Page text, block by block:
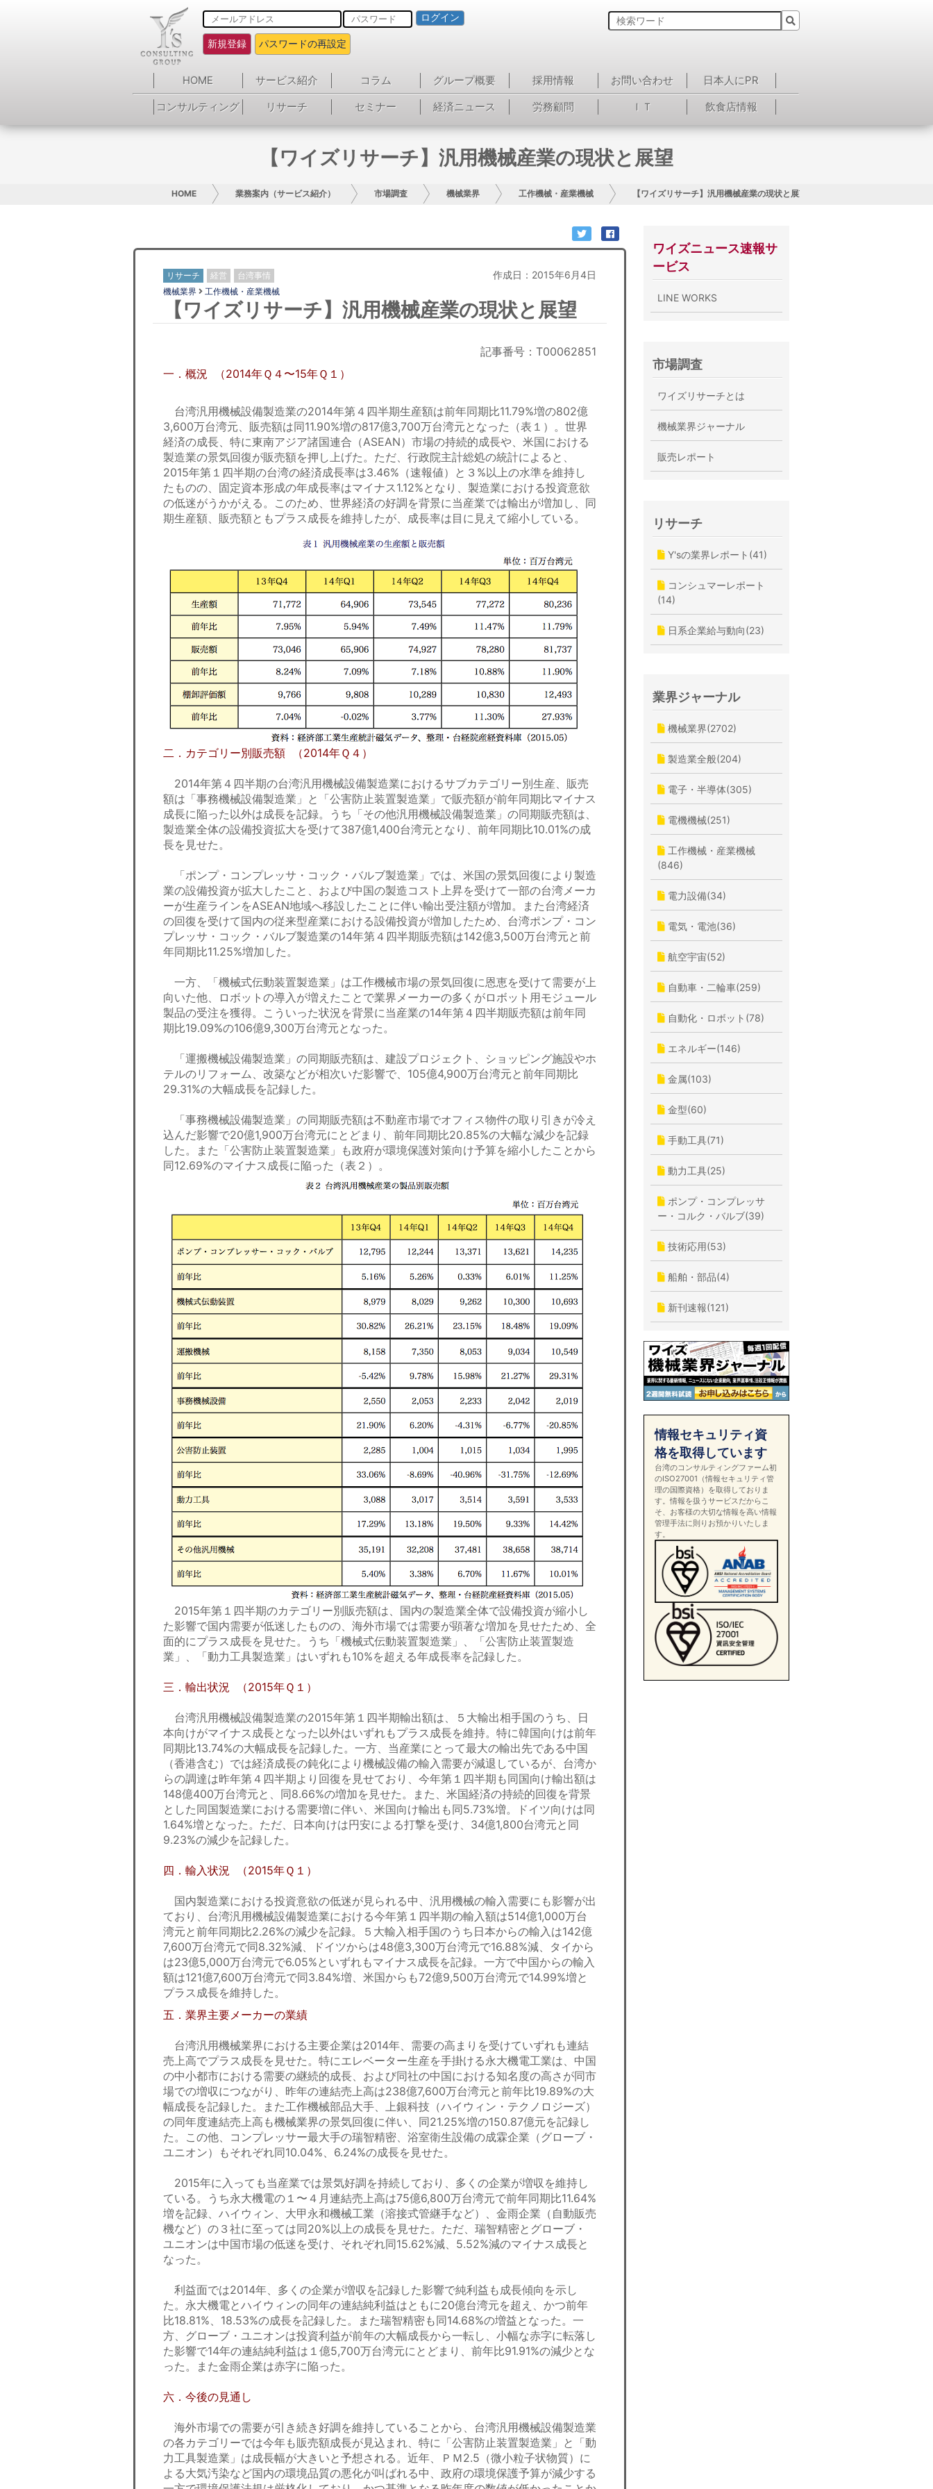
ログイン
新規登録 パスワードの再設定
HOME サービス紹介 コラム グループ概要 採用情報 お問い合わせ
日本人にPR
コンサルティング
リサーチ セミナー 経済ニュース 労務顧問 ＩＴ 飲食店情報
【ワイズリサーチ】汎用機械産業の現状と展望
HOME 業務案内（サービス紹介） 市場調査 機械業界 工作機械・産業機械 【ワイズリサーチ】汎用機械産業の現状と展望
リサーチ 経営 台湾事情 作成日：2015年6月4日
機械業界 工作機械・産業機械
【ワイズリサーチ】汎用機械産業の現状と展望
記事番号：T00062851
一．概況 （2014年Ｑ４〜15年Ｑ１）
台湾汎用機械設備製造業の2014年第４四半期生産額は前年同期比11.79%増の802億
3,600万台湾元、販売額は同11.90%増の817億3,700万台湾元となった（表１）。世界
経済の成長、特に東南アジア諸国連合（ASEAN）市場の持続的成長や、米国における
製造業の景気回復が販売額を押し上げた。ただ、行政院主計総処の統計によると、
2015年第１四半期の台湾の経済成長率は3.46%（速報値）と３%以上の水準を維持し
たものの、固定資本形成の年成長率はマイナス1.12%となり、製造業における投資意欲
の低迷がうかがえる。このため、世界経済の好調を背景に当産業では輸出が増加し、同
期生産額、販売額ともプラス成長を維持したが、成長率は目に見えて縮小している。
二．カテゴリー別販売額 （2014年Ｑ４）
2014年第４四半期の台湾汎用機械設備製造業におけるサブカテゴリー別生産、販売
額は「事務機械設備製造業」と「公害防止装置製造業」で販売額が前年同期比マイナス
成長に陥った以外は成長を記録。うち「その他汎用機械設備製造業」の同期販売額は、
製造業全体の設備投資拡大を受けて387億1,400台湾元となり、前年同期比10.01%の成
長を見せた。
「ポンプ・コンプレッサ・コック・バルブ製造業」では、米国の景気回復により製造
業の設備投資が拡大したこと、および中国の製造コスト上昇を受けて一部の台湾メーカ
ーが生産ラインをASEAN地域へ移設したことに伴い輸出受注額が増加。また台湾経済
の回復を受けて国内の従来型産業における設備投資が増加したため、台湾ポンプ・コン
プレッサ・コック・バルブ製造業の14年第４四半期販売額は142億3,500万台湾元と前
年同期比11.25%増加した。
一方、「機械式伝動装置製造業」は工作機械市場の景気回復に恩恵を受けて需要が上
向いた他、ロボットの導入が増えたことで業界メーカーの多くがロボット用モジュール
製品の受注を獲得。こういった状況を背景に当産業の14年第４四半期販売額は前年同
期比19.09%の106億9,300万台湾元となった。
「運搬機械設備製造業」の同期販売額は、建設プロジェクト、ショッピング施設やホ
テルのリフォーム、改築などが相次いだ影響で、105億4,900万台湾元と前年同期比
29.31%の大幅成長を記録した。
「事務機械設備製造業」の同期販売額は不動産市場でオフィス物件の取り引きが冷え
込んだ影響で20億1,900万台湾元にとどまり、前年同期比20.85%の大幅な減少を記録
した。また「公害防止装置製造業」も政府が環境保護対策向け予算を縮小したことから
同12.69%のマイナス成長に陥った（表２）。
2015年第１四半期のカテゴリー別販売額は、国内の製造業全体で設備投資が縮小し
た影響で国内需要が低迷したものの、海外市場では需要が顕著な増加を見せたため、全
面的にプラス成長を見せた。うち「機械式伝動装置製造業」、「公害防止装置製造
業」、「動力工具製造業」はいずれも10%を超える年成長率を記録した。
三．輸出状況 （2015年Ｑ１）
台湾汎用機械設備製造業の2015年第１四半期輸出額は、５大輸出相手国のうち、日
本向けがマイナス成長となった以外はいずれもプラス成長を維持。特に韓国向けは前年
同期比13.74%の大幅成長を記録した。一方、当産業にとって最大の輸出先である中国
（香港含む）では経済成長の鈍化により機械設備の輸入需要が減退しているが、台湾か
らの調達は昨年第４四半期より回復を見せており、今年第１四半期も同国向け輸出額は
148億400万台湾元と、同8.66%の増加を見せた。また、米国経済の持続的回復を背景
とした同国製造業における需要増に伴い、米国向け輸出も同5.73%増。ドイツ向けは同
1.64%増となった。ただ、日本向けは円安による打撃を受け、34億1,800台湾元と同
9.23%の減少を記録した。
四．輸入状況 （2015年Ｑ１）
国内製造業における投資意欲の低迷が見られる中、汎用機械の輸入需要にも影響が出
ており、台湾汎用機械設備製造業における今年第１四半期の輸入額は514億1,000万台
湾元と前年同期比2.26%の減少を記録。５大輸入相手国のうち日本からの輸入は142億
7,600万台湾元で同8.32%減、ドイツからは48億3,300万台湾元で16.88%減、タイから
は23億5,000万台湾元で6.05%といずれもマイナス成長を記録。一方で中国からの輸入
額は121億7,600万台湾元で同3.84%増、米国からも72億9,500万台湾元で14.99%増と
プラス成長を維持した。
五．業界主要メーカーの業績
台湾汎用機械業界における主要企業は2014年、需要の高まりを受けていずれも連結
売上高でプラス成長を見せた。特にエレベーター生産を手掛ける永大機電工業は、中国
の中小都市における需要の継続的成長、および同社の中国における知名度の高さが同市
場での増収につながり、昨年の連結売上高は238億7,600万台湾元と前年比19.89%の大
幅成長を記録した。また工作機械部品大手、上銀科技（ハイウィン・テクノロジーズ）
の同年度連結売上高も機械業界の景気回復に伴い、同21.25%増の150.87億元を記録し
た。この他、コンプレッサー最大手の瑞智精密、浴室衛生設備の成霖企業（グローブ・
ユニオン）もそれぞれ同10.04%、6.24%の成長を見せた。
2015年に入っても当産業では景気好調を持続しており、多くの企業が増収を維持し
ている。うち永大機電の１〜４月連結売上高は75億6,800万台湾元で前年同期比11.64%
増を記録、ハイウィン、大甲永和機械工業（溶接式管継手など）、金雨企業（自動販売
機など）の３社に至っては同20%以上の成長を見せた。ただ、瑞智精密とグローブ・
ユニオンは中国市場の低迷を受け、それぞれ同15.62%減、5.52%減のマイナス成長と
なった。
利益面では2014年、多くの企業が増収を記録した影響で純利益も成長傾向を示し
た。永大機電とハイウィンの同年の連結純利益はともに20億台湾元を超え、かつ前年
比18.81%、18.53%の成長を記録した。また瑞智精密も同14.68%の増益となった。一
方、グローブ・ユニオンは投資利益が前年の大幅成長から一転し、小幅な赤字に転落し
た影響で14年の連結純利益は１億5,700万台湾元にとどまり、前年比91.91%の減少とな
った。また金雨企業は赤字に陥った。
六．今後の見通し
海外市場での需要が引き続き好調を維持していることから、台湾汎用機械設備製造業
の各カテゴリーでは今年も販売額成長が見込まれ、特に「公害防止装置製造業」と「動
力工具製造業」は成長幅が大きいと予想される。近年、ＰＭ2.5（微小粒子状物質）に
よる大気汚染など国内の環境品質の悪化が叫ばれる中、政府の環境保護予算が減少する
ワイズニュース速報サ
ービス
LINE WORKS
市場調査
ワイズリサーチとは
機械業界ジャーナル
販売レポート
リサーチ
Y'sの業界レポート(41)
コンシュマーレポート
(14)
日系企業給与動向(23)
業界ジャーナル
機械業界(2702)
製造業全般(204)
電子・半導体(305)
電機機械(251)
工作機械・産業機械
(846)
電力設備(34)
電気・電池(36)
航空宇宙(52)
自動車・二輪車(259)
自動化・ロボット(78)
エネルギー(146)
金属(103)
金型(60)
手動工具(71)
動力工具(25)
ポンプ・コンプレッサ
ー・コルク・バルブ(39)
技術応用(53)
船舶・部品(4)
新刊速報(121)
情報セキュリティ資
格を取得しています
台湾のコンサルティングファーム初
のISO27001（情報セキュリティ管
理の国際資格）を取得しておりま
す。情報を扱うサービスだからこ
そ、お客様の大切な情報を高い情報
管理手法に則りお預かりいたしま
す。